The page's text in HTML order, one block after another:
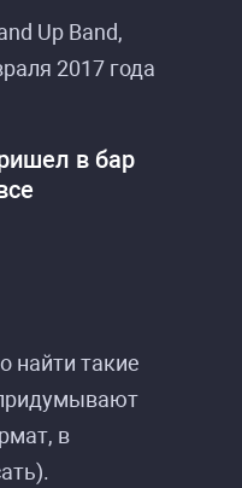
Up Band,
2017 года
в бар
найти такие
в